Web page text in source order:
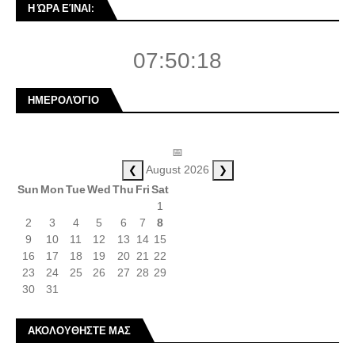
Η ΏΡΑ ΕΊΝΑΙ:
07:50:18
ΗΜΕΡΟΛΌΓΙΟ
📅
❮ August 2026 ❯
Sun MonTueWedThu FriSat
1
2
3 4 5 6 7
8
9
10 11 12 13 14 15
16
17 18 19 20 21
22
23
24 25 26 27 28 29
30
31
ΑΚΟΛΟΥΘΗΣΤΕ ΜΑΣ